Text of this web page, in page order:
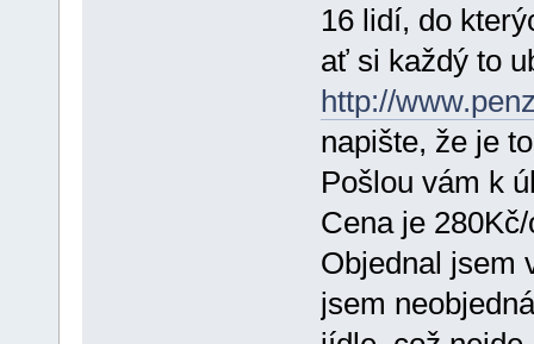
16 lidí, do
ať si každý to
http://
napište, že je
Pošlou vám k
Cena je
Objednal jsem
jsem